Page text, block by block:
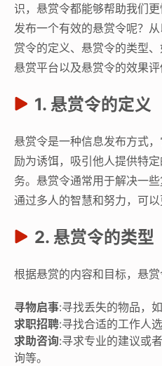
识，悬赏令都能够帮助我们
发布一个有效的悬赏令呢？
赏令的定义、悬赏令的类型
悬赏平台以及悬赏令的效果评
1. 悬赏令的定义
悬赏令是一种信息发布方式
励为诱饵，吸引他人提供特
务。悬赏令通常用于解决一些
通过多人的智慧和努力，可以
2. 悬赏令的类型
根据悬赏的内容和目标，悬赏
寻物启事:寻找丢失的物品，
求职招聘:寻找合适的工作人
求助咨询:寻求专业的建议或
询等。